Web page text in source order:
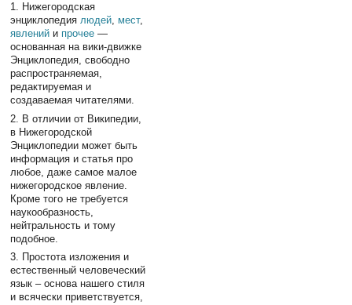
1. Нижегородская
энциклопедиялюдей, мест,
явлений и прочее —
основанная на вики-движке
Энциклопедия, свободно
распространяемая,
редактируемая и
создаваемая читателями.
2. В отличии от Википедии,
в Нижегородской
Энциклопедии может быть
информация и статья про
любое, даже самое малое
нижегородское явление.
Кроме того не требуется
наукообразность,
нейтральность и тому
подобное.
3. Простота изложения и
естественный человеческий
язык – основа нашего стиля
и всячески приветствуется,